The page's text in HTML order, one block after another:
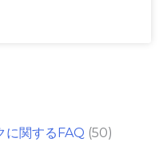
に関するFAQ (50)